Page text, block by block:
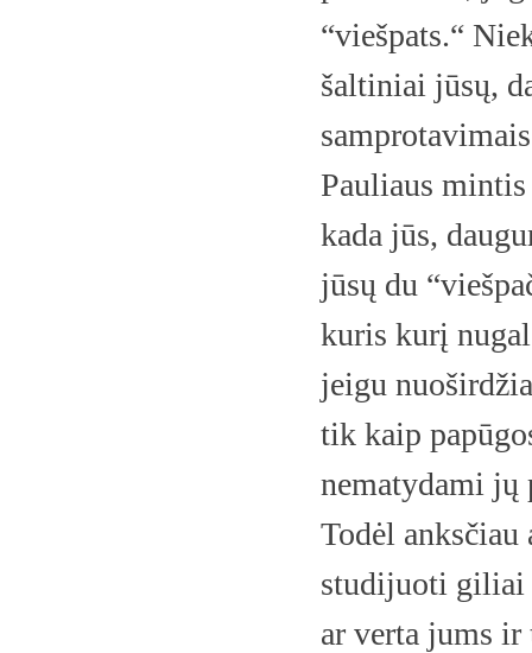
“viešpats.“
šaltiniai jūsų,
Pauliaus
kada jūs,
jūsų du
kuris kurį
jeigu
tik kaip
nematydami jų
Todėl
studijuoti giliai
ar verta jums